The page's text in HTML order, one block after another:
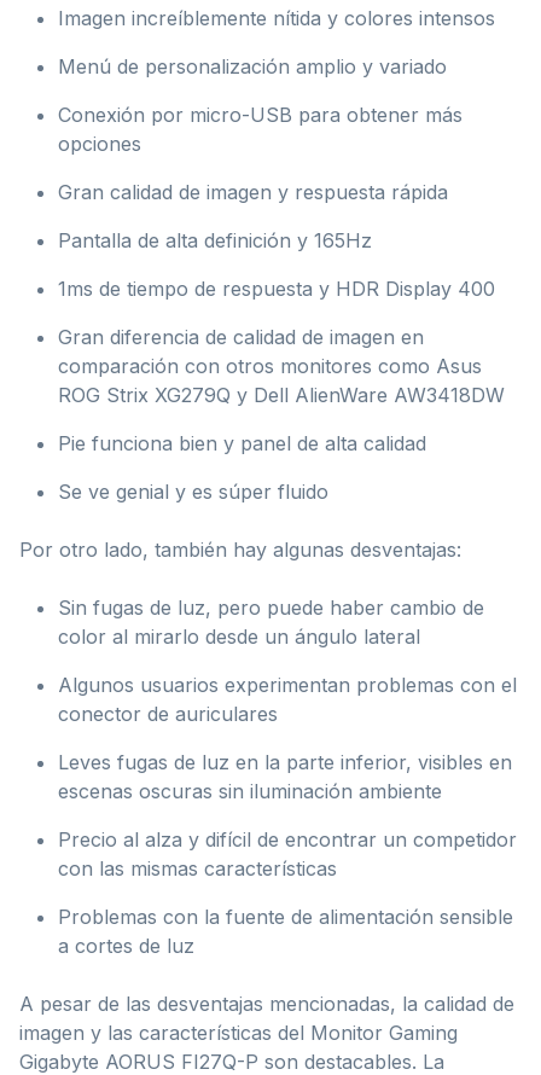
Imagen increíblemente nítida y colores intensos
Menú de personalización amplio y variado
Conexión por micro-USB para obtener más
opciones
Gran calidad de imagen y respuesta rápida
Pantalla de alta definición y 165Hz
1ms de tiempo de respuesta y HDR Display 400
Gran diferencia de calidad de imagen en
comparación con otros monitores como Asus
ROG Strix XG279Q y Dell AlienWare AW3418DW
Pie funciona bien y panel de alta calidad
Se ve genial y es súper fluido
Por otro lado, también hay algunas desventajas:
Sin fugas de luz, pero puede haber cambio de
color al mirarlo desde un ángulo lateral
Algunos usuarios experimentan problemas con el
conector de auriculares
Leves fugas de luz en la parte inferior, visibles en
escenas oscuras sin iluminación ambiente
Precio al alza y difícil de encontrar un competidor
con las mismas características
Problemas con la fuente de alimentación sensible
a cortes de luz
A pesar de las desventajas mencionadas, la calidad de
imagen y las características del Monitor Gaming
Gigabyte AORUS FI27Q-P son destacables. La